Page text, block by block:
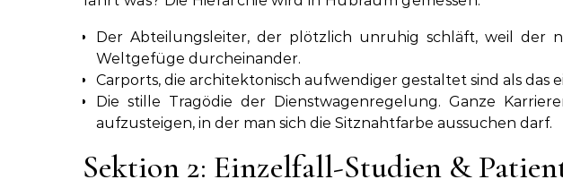
Der Abteilungsleiter, der plötzlich unruhig schläft, weil der
Weltgefüge durcheinander.
Carports, die architektonisch aufwendiger gestaltet sind als das
Die stille Tragödie der Dienstwagenregelung. Ganze
aufzusteigen, in der man sich die Sitznahtfarbe aussuchen darf.
Sektion 2: Einzelfall-Studien &